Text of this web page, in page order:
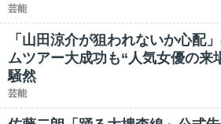
芸能
「山田涼介が狙われないか心配
ムツアー大成功も“人気女優の来
騒然
芸能